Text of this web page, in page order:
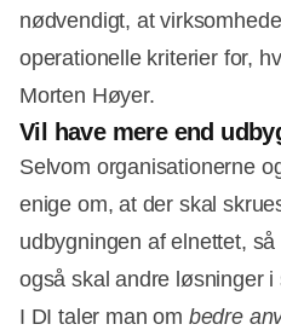
nødvendigt, at
operationelle kriterier for,
Morten Høyer.
Vil have mere end
Selvom organisationerne
enige om, at der skal
udbygningen af elnettet,
også skal andre løsninger i
I DI taler man om bedre